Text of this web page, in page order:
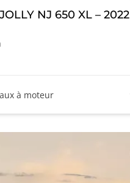
NJ 650 XL – 2022
à moteur